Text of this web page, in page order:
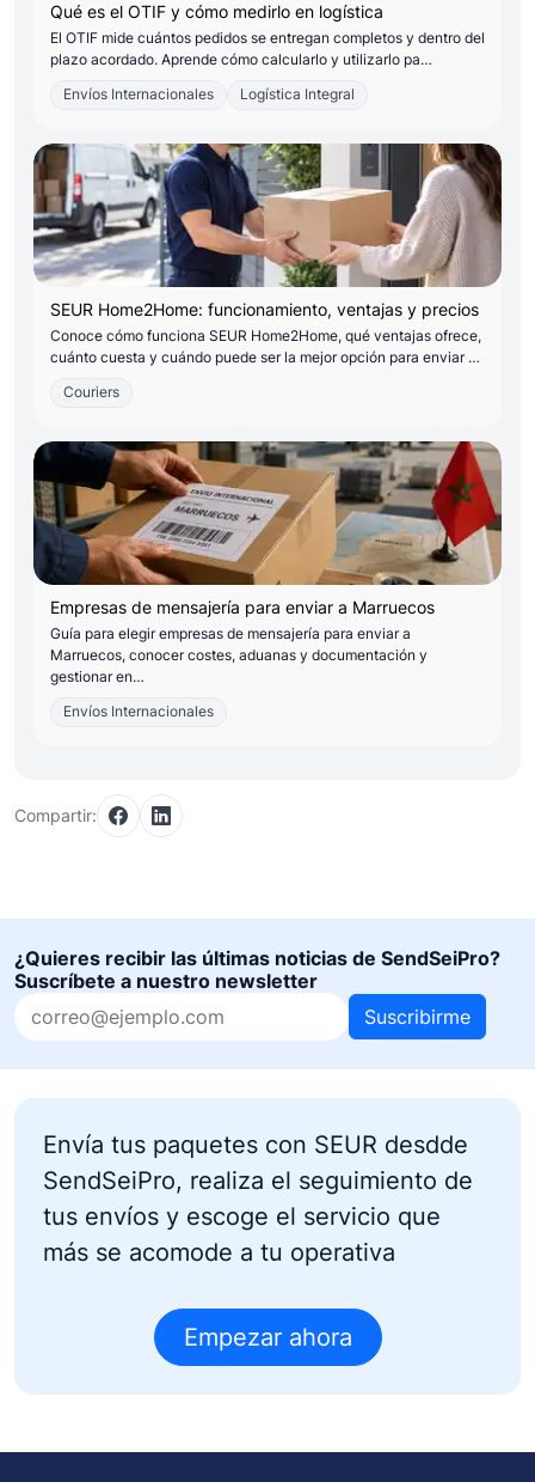
Qué es el OTIF y cómo medirlo en logística
El OTIF mide cuántos pedidos se entregan completos y dentro del
plazo acordado. Aprende cómo calcularlo y utilizarlo pa…
Envíos Internacionales Logística Integral
SEUR Home2Home: funcionamiento, ventajas y precios
Conoce cómo funciona SEUR Home2Home, qué ventajas ofrece,
cuánto cuesta y cuándo puede ser la mejor opción para enviar …
Couriers
Empresas de mensajería para enviar a Marruecos
Guía para elegir empresas de mensajería para enviar a
Marruecos, conocer costes, aduanas y documentación y
gestionar en…
Envíos Internacionales
Compartir:
¿Quieres recibir las últimas noticias de SendSeiPro?
Suscríbete a nuestro newsletter
Suscribirme
Envía tus paquetes con SEUR desdde
SendSeiPro, realiza el seguimiento de
tus envíos y escoge el servicio que
más se acomode a tu operativa
Empezar ahora